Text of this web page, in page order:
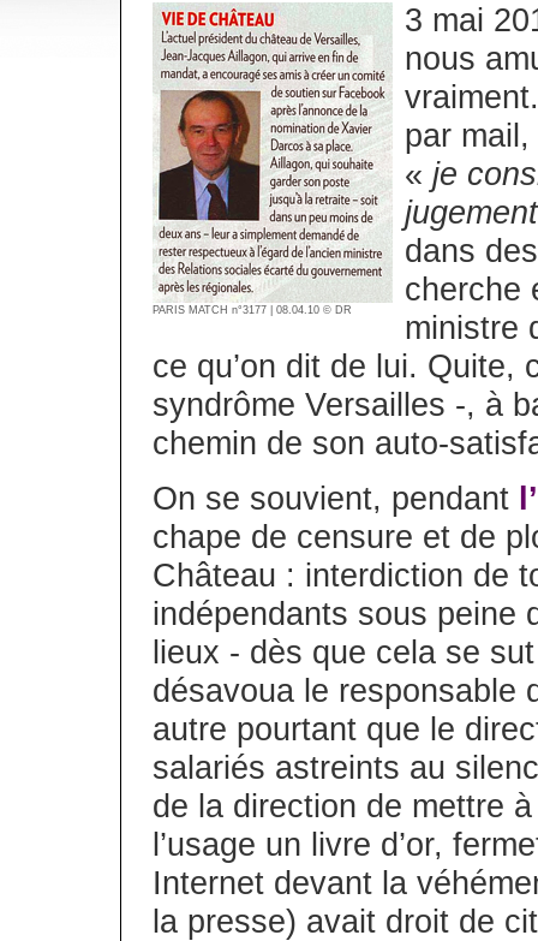
PARIS MATCH n°3177 | 08.04.10 © DR
3 mai
nous
par
« je
dans
cherche
ministre
ce qu’on dit de lui. Quite,
syndrôme Versailles -, à
chemin de son auto-
On se souvient, pendant
chape de censure et de
Château : interdiction de
indépendants sous peine
lieux - dès que cela se
désavoua le responsable
autre pourtant que le
salariés astreints au
de la direction de mettre
l’usage un livre d’or,
Internet devant la
la presse) avait droit de